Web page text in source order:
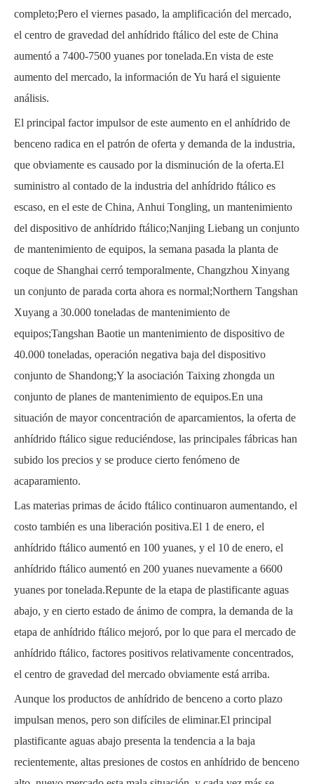
completo;Pero el viernes pasado, la amplificación del mercado,
el centro de gravedad del anhídrido ftálico del este de China
aumentó a 7400-7500 yuanes por tonelada.En vista de este
aumento del mercado, la información de Yu hará el siguiente
análisis.
El principal factor impulsor de este aumento en el anhídrido de
benceno radica en el patrón de oferta y demanda de la industria,
que obviamente es causado por la disminución de la oferta.El
suministro al contado de la industria del anhídrido ftálico es
escaso, en el este de China, Anhui Tongling, un mantenimiento
del dispositivo de anhídrido ftálico;Nanjing Liebang un conjunto
de mantenimiento de equipos, la semana pasada la planta de
coque de Shanghai cerró temporalmente, Changzhou Xinyang
un conjunto de parada corta ahora es normal;Northern Tangshan
Xuyang a 30.000 toneladas de mantenimiento de
equipos;Tangshan Baotie un mantenimiento de dispositivo de
40.000 toneladas, operación negativa baja del dispositivo
conjunto de Shandong;Y la asociación Taixing zhongda un
conjunto de planes de mantenimiento de equipos.En una
situación de mayor concentración de aparcamientos, la oferta de
anhídrido ftálico sigue reduciéndose, las principales fábricas han
subido los precios y se produce cierto fenómeno de
acaparamiento.
Las materias primas de ácido ftálico continuaron aumentando, el
costo también es una liberación positiva.El 1 de enero, el
anhídrido ftálico aumentó en 100 yuanes, y el 10 de enero, el
anhídrido ftálico aumentó en 200 yuanes nuevamente a 6600
yuanes por tonelada.Repunte de la etapa de plastificante aguas
abajo, y en cierto estado de ánimo de compra, la demanda de la
etapa de anhídrido ftálico mejoró, por lo que para el mercado de
anhídrido ftálico, factores positivos relativamente concentrados,
el centro de gravedad del mercado obviamente está arriba.
Aunque los productos de anhídrido de benceno a corto plazo
impulsan menos, pero son difíciles de eliminar.El principal
plastificante aguas abajo presenta la tendencia a la baja
recientemente, altas presiones de costos en anhídrido de benceno